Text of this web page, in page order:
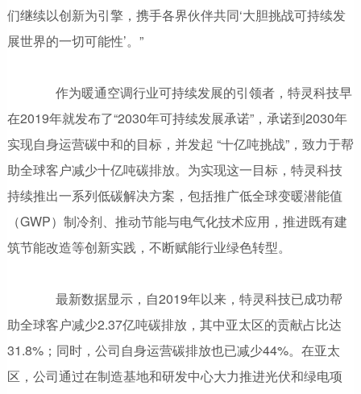
们继续以创新为引擎，携手各界伙伴共同‘大胆挑战可持续发
展世界的一切可能性’。”
作为暖通空调行业可持续发展的引领者，特灵科技早
在2019年就发布了“2030年可持续发展承诺”，承诺到2030年
实现自身运营碳中和的目标，并发起 “十亿吨挑战”，致力于帮
助全球客户减少十亿吨碳排放。为实现这一目标，特灵科技
持续推出一系列低碳解决方案，包括推广低全球变暖潜能值
（GWP）制冷剂、推动节能与电气化技术应用，推进既有建
筑节能改造等创新实践，不断赋能行业绿色转型。
最新数据显示，自2019年以来，特灵科技已成功帮
助全球客户减少2.37亿吨碳排放，其中亚太区的贡献占比达
31.8%；同时，公司自身运营碳排放也已减少44%。在亚太
区，公司通过在制造基地和研发中心大力推进光伏和绿电项